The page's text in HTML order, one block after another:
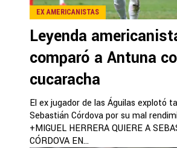
EX AMERICANISTAS
Leyenda
comparó a Antuna
cucaracha
El ex jugador de las Águilas explotó
Sebastián Córdova por su mal
+MIGUEL HERRERA QUIERE A
CÓRDOVA EN...